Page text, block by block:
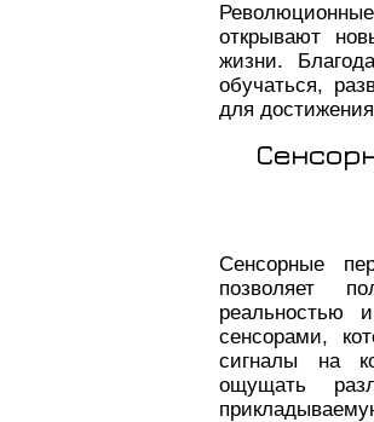
открывают
жизни.
обучаться,
для
Сенсорные
позволяет
реальностью
сенсорами,
сигналы на
ощущать